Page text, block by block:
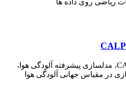
ریاضی روی داده ها
آموزش مدل CALPUFF، مدلسازی پیشرفته آلودگی هوا،
در مقیاس جهانی آلودگی هوا